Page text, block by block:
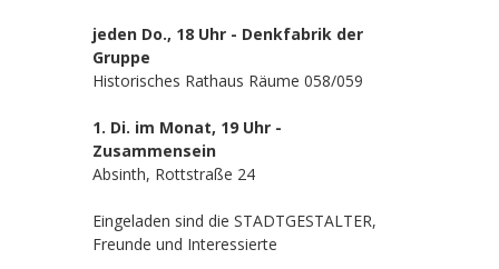
jeden Do., 18 Uhr - Denkfabrik der
Gruppe
Historisches Rathaus Räume 058/059
1. Di. im Monat, 19 Uhr -
Zusammensein
Absinth, Rottstraße 24
Eingeladen sind die STADTGESTALTER,
Freunde und Interessierte